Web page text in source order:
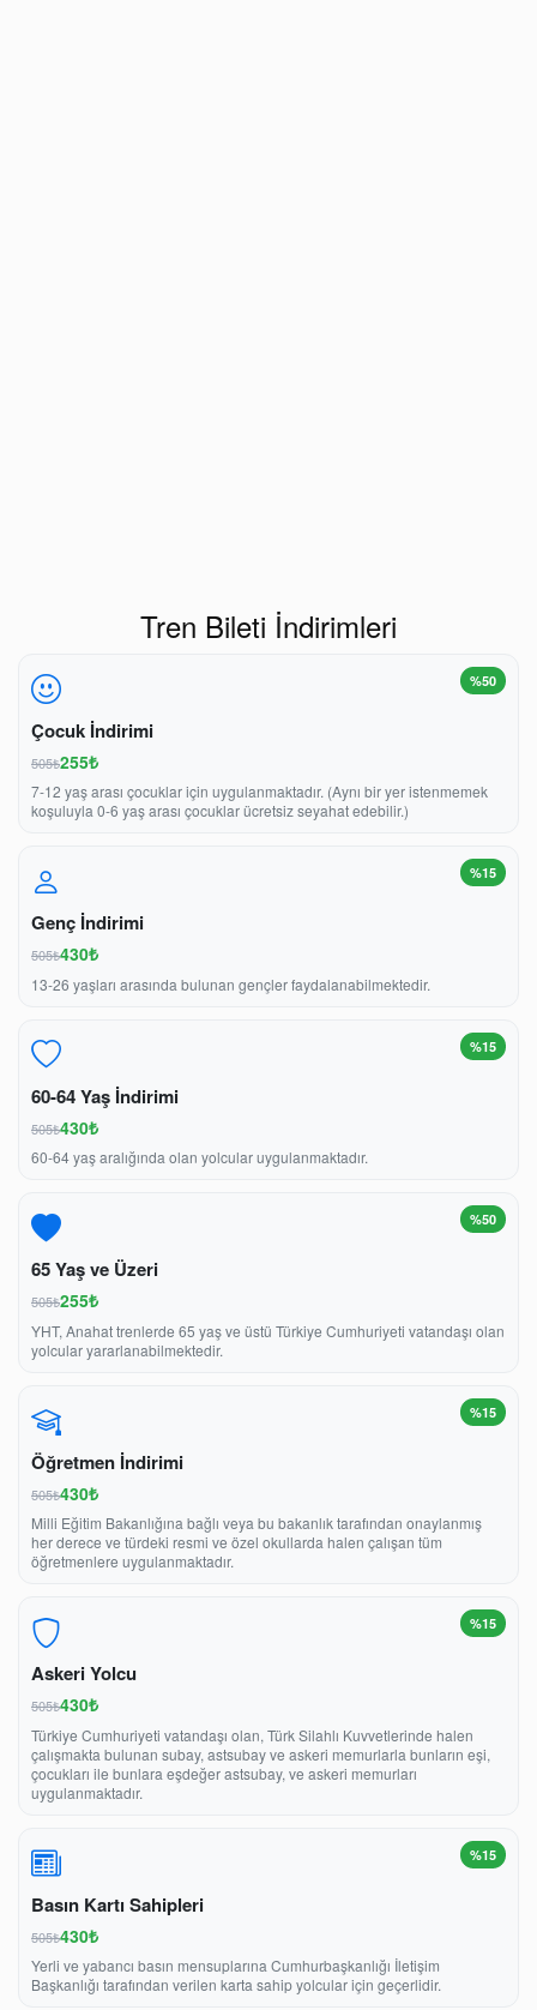
Tren Bileti İndirimleri
%50
Çocuk İndirimi
505₺255₺
7-12 yaş arası çocuklar için uygulanmaktadır. (Aynı bir yer istenmemek
koşuluyla 0-6 yaş arası çocuklar ücretsiz seyahat edebilir.)
%15
Genç İndirimi
505₺430₺
13-26 yaşları arasında bulunan gençler faydalanabilmektedir.
%15
60-64 Yaş İndirimi
505₺430₺
60-64 yaş aralığında olan yolcular uygulanmaktadır.
%50
65 Yaş ve Üzeri
505₺255₺
YHT, Anahat trenlerde 65 yaş ve üstü Türkiye Cumhuriyeti vatandaşı olan
yolcular yararlanabilmektedir.
%15
Öğretmen İndirimi
505₺430₺
Milli Eğitim Bakanlığına bağlı veya bu bakanlık tarafından onaylanmış
her derece ve türdeki resmi ve özel okullarda halen çalışan tüm
öğretmenlere uygulanmaktadır.
%15
Askeri Yolcu
505₺430₺
Türkiye Cumhuriyeti vatandaşı olan, Türk Silahlı Kuvvetlerinde halen
çalışmakta bulunan subay, astsubay ve askeri memurlarla bunların eşi,
çocukları ile bunlara eşdeğer astsubay, ve askeri memurları
uygulanmaktadır.
%15
Basın Kartı Sahipleri
505₺430₺
Yerli ve yabancı basın mensuplarına Cumhurbaşkanlığı İletişim
Başkanlığı tarafından verilen karta sahip yolcular için geçerlidir.